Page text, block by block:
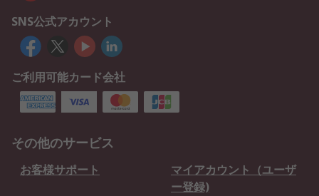
SNS公式アカウント
ご利用可能カード会社
その他のサービス
お客様サポート
マイアカウント（ユーザ
ー登録)